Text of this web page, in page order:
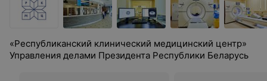
«Республиканский клинический медицинский центр»
Управления делами Президента Республики Беларусь